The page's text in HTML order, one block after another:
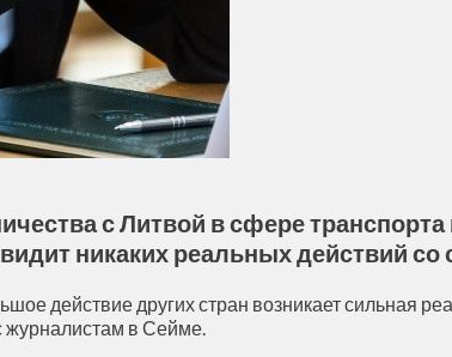
с Литвой в сфере транспорта
никаких реальных действий со
действие других стран возникает сильная
журналистам в Сейме.